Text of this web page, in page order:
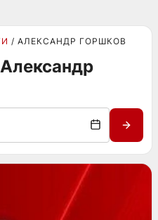
АЛЕКСАНДР ГОРШКОВ